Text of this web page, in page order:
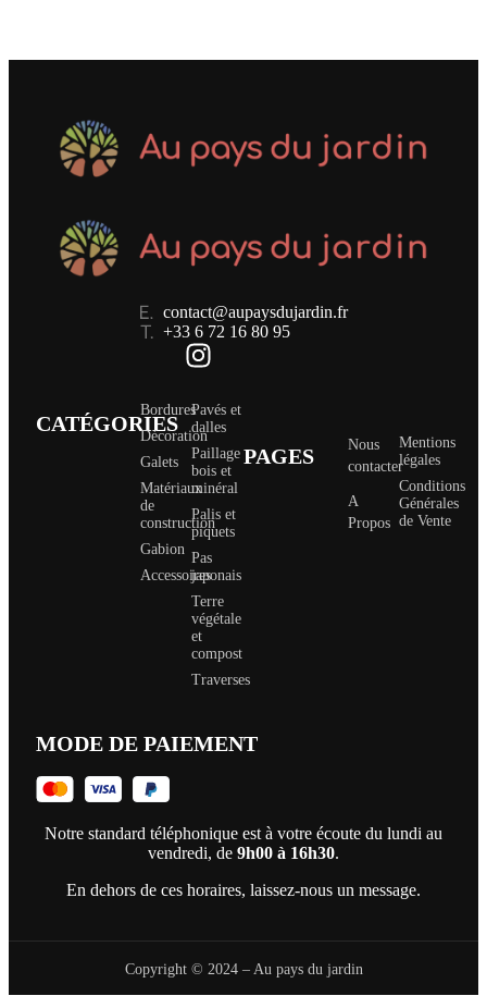
contact@aupaysdujardin.fr
+33 6 72 16 80 95
CATÉGORIES
Bordures
Décoration
Galets
Matériaux
de
construction
Gabion
Accessoires
Pavés et
dalles
Paillage
bois et
minéral
Palis et
piquets
Pas
japonais
Terre
végétale
et
compost
Traverses
PAGES
Nous
contacter
A
Propos
Mentions
légales
Conditions
Générales
de Vente
MODE DE PAIEMENT
Notre standard téléphonique est à votre écoute du lundi au
vendredi, de 9h00 à 16h30.
En dehors de ces horaires, laissez-nous un message.
Copyright © 2024 – Au pays du jardin